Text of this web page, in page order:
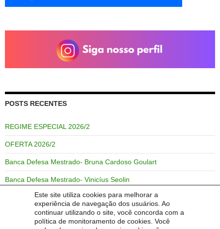
Este site utiliza cookies para melhorar a
experiência de navegação dos usuários. Ao
continuar utilizando o site, você concorda com a
política de monitoramento de cookies. Você
POSTS RECENTES
REGIME ESPECIAL 2026/2
OFERTA 2026/2
Banca Defesa Mestrado- Bruna Cardoso Goulart
Banca Defesa Mestrado- Vinicíus Seolin
Docentes e mestranda do PPGPP-UNIPAMPA irão ministrar
atividades na 1ª Jornada Pedagógica de formação do Município de
São Borja -RS